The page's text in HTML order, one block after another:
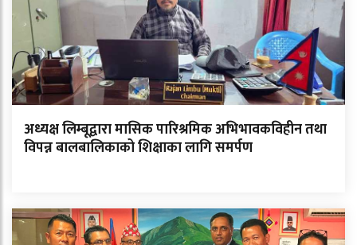
अध्यक्ष लिम्बूद्वारा मासिक पारिश्रमिक अभिभावकविहीन तथा
विपन्न बालबालिकाको शिक्षाका लागि समर्पण